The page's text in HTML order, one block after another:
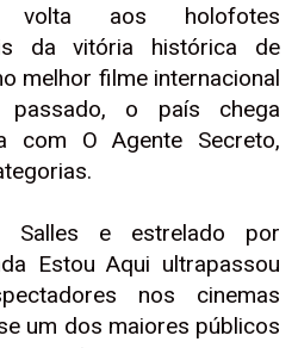
volta aos holofotes
da vitória histórica de
melhor filme internacional
o país chega
com O Agente Secreto,
Salles e estrelado por
Estou Aqui ultrapassou
nos cinemas
um dos maiores públicos